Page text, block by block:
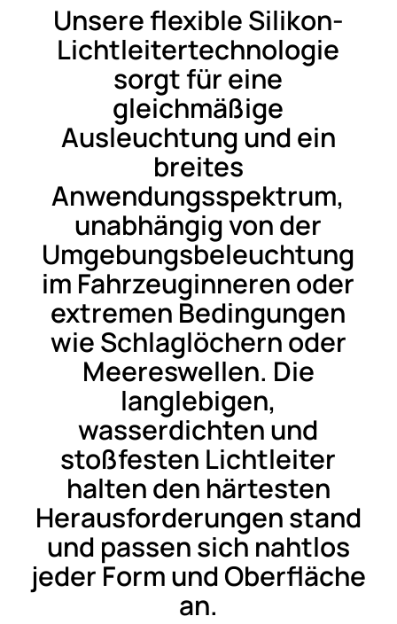
Unsere flexible Silikon-
Lichtleitertechnologie
sorgt für eine
gleichmäßige
Ausleuchtung und ein
breites
Anwendungsspektrum,
unabhängig von der
Umgebungsbeleuchtung
im Fahrzeuginneren oder
extremen Bedingungen
wie Schlaglöchern oder
Meereswellen. Die
langlebigen,
wasserdichten und
stoßfesten Lichtleiter
halten den härtesten
Herausforderungen stand
und passen sich nahtlos
jeder Form und Oberfläche
an.